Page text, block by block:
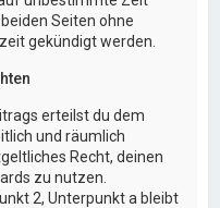
Seiten ohne
gekündigt werden.
erteilst du dem
und räumlich
Recht, deinen
zu nutzen.
2, Unterpunkt a bleibt